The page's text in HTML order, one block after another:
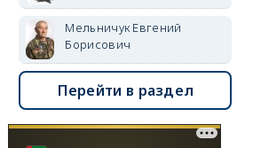
Мельничук Евгений
Борисович
Перейти в раздел